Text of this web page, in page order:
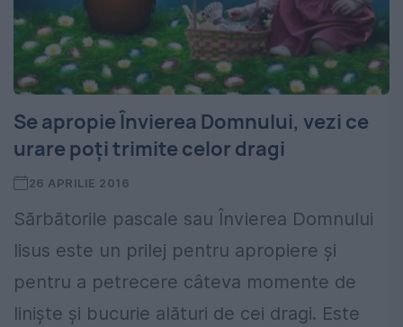
Se apropie Învierea Domnului, vezi ce
urare poți trimite celor dragi
26 APRILIE 2016
Sărbătorile pascale sau Învierea Domnului
Iisus este un prilej pentru apropiere și
pentru a petrecere câteva momente de
linişte şi bucurie alături de cei dragi. Este